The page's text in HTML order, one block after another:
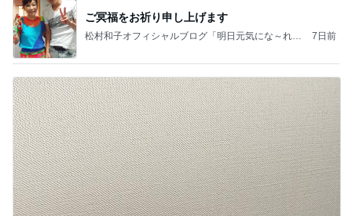
ご冥福をお祈り申し上げます
松村和子オフィシャルブログ「明日元気にな～れ」
7日前